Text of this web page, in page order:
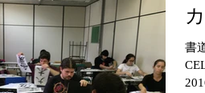
書